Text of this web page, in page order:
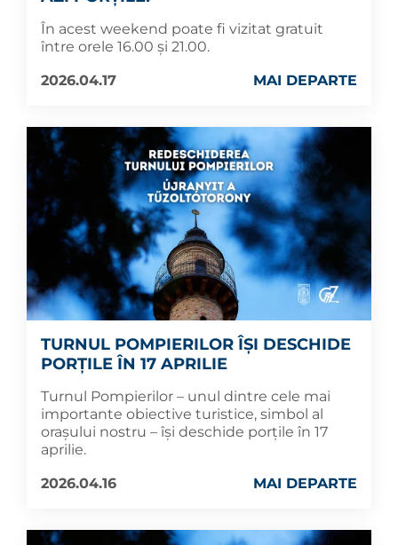
În acest weekend poate fi vizitat gratuit
între orele 16.00 și 21.00.
2026.04.17
MAI DEPARTE
TURNUL POMPIERILOR ÎȘI DESCHIDE
PORȚILE ÎN 17 APRILIE
Turnul Pompierilor – unul dintre cele mai
importante obiective turistice, simbol al
orașului nostru – își deschide porțile în 17
aprilie.
2026.04.16
MAI DEPARTE